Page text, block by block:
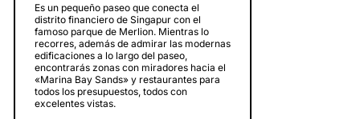
Es un pequeño paseo que conecta el
distrito financiero de Singapur con el
famoso parque de Merlion. Mientras lo
recorres, además de admirar las modernas
edificaciones a lo largo del paseo,
encontrarás zonas con miradores hacia el
«Marina Bay Sands» y restaurantes para
todos los presupuestos, todos con
excelentes vistas.